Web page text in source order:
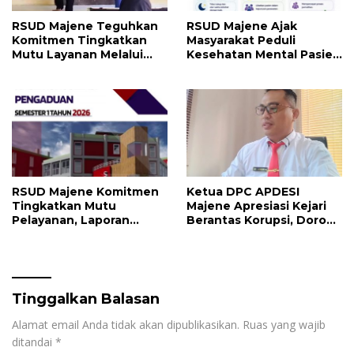
RSUD Majene Teguhkan
Komitmen Tingkatkan
Mutu Layanan Melalui
RSUD Majene Ajak
Masyarakat Peduli
Kesehatan Mental Pasien
RSUD Majene Komitmen
Tingkatkan Mutu
Pelayanan, Laporan
Ketua DPC APDESI
Majene Apresiasi Kejari
Berantas Korupsi, Dorong
Tinggalkan Balasan
Alamat email Anda tidak akan dipublikasikan. Ruas yang wajib
ditandai *